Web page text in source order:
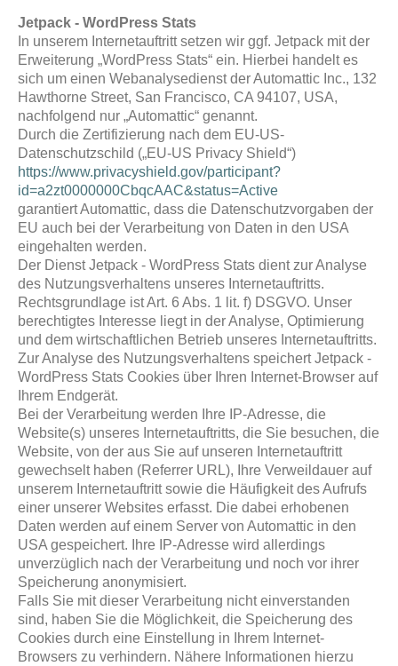
Jetpack - WordPress Stats
In unserem Internetauftritt setzen wir ggf. Jetpack mit der
Erweiterung „WordPress Stats“ ein. Hierbei handelt es
sich um einen Webanalysedienst der Automattic Inc., 132
Hawthorne Street, San Francisco, CA 94107, USA,
nachfolgend nur „Automattic“ genannt.
Durch die Zertifizierung nach dem EU-US-
Datenschutzschild („EU-US Privacy Shield“)
https://www.privacyshield.gov/participant?
id=a2zt0000000CbqcAAC&status=Active
garantiert Automattic, dass die Datenschutzvorgaben der
EU auch bei der Verarbeitung von Daten in den USA
eingehalten werden.
Der Dienst Jetpack - WordPress Stats dient zur Analyse
des Nutzungsverhaltens unseres Internetauftritts.
Rechtsgrundlage ist Art. 6 Abs. 1 lit. f) DSGVO. Unser
berechtigtes Interesse liegt in der Analyse, Optimierung
und dem wirtschaftlichen Betrieb unseres Internetauftritts.
Zur Analyse des Nutzungsverhaltens speichert Jetpack -
WordPress Stats Cookies über Ihren Internet-Browser auf
Ihrem Endgerät.
Bei der Verarbeitung werden Ihre IP-Adresse, die
Website(s) unseres Internetauftritts, die Sie besuchen, die
Website, von der aus Sie auf unseren Internetauftritt
gewechselt haben (Referrer URL), Ihre Verweildauer auf
unserem Internetauftritt sowie die Häufigkeit des Aufrufs
einer unserer Websites erfasst. Die dabei erhobenen
Daten werden auf einem Server von Automattic in den
USA gespeichert. Ihre IP-Adresse wird allerdings
unverzüglich nach der Verarbeitung und noch vor ihrer
Speicherung anonymisiert.
Falls Sie mit dieser Verarbeitung nicht einverstanden
sind, haben Sie die Möglichkeit, die Speicherung des
Cookies durch eine Einstellung in Ihrem Internet-
Browsers zu verhindern. Nähere Informationen hierzu